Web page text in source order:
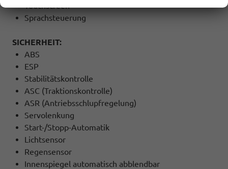
Touchscreen
Sprachsteuerung
SICHERHEIT:
ABS
ESP
Stabilitätskontrolle
ASC (Traktionskontrolle)
ASR (Antriebsschlupfregelung)
Servolenkung
Start-/Stopp-Automatik
Lichtsensor
Regensensor
Innenspiegel automatisch abblendbar